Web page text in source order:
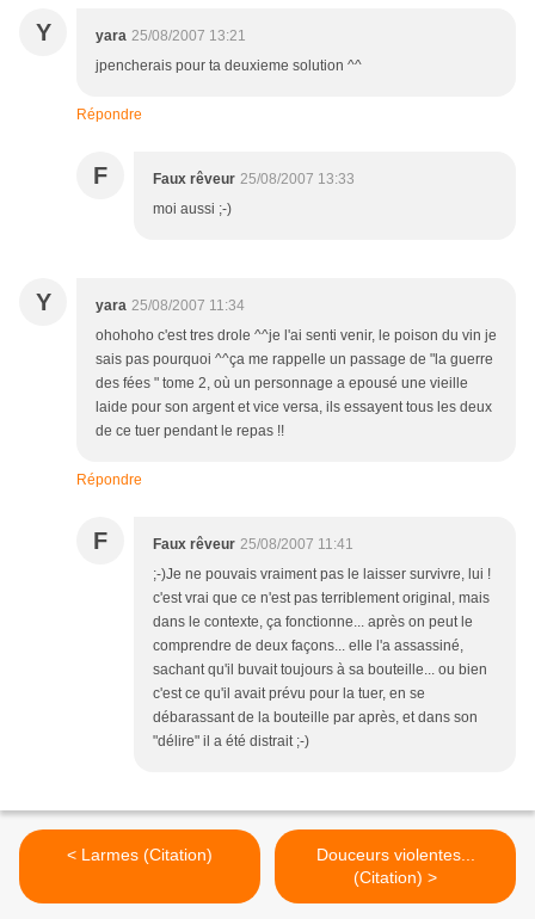
Y yara 25/08/2007 13:21
jpencherais pour ta deuxieme solution ^^
Répondre
F Faux rêveur 25/08/2007 13:33
moi aussi ;-)
Y yara 25/08/2007 11:34
ohohoho c'est tres drole ^^je l'ai senti venir, le poison du vin je
sais pas pourquoi ^^ça me rappelle un passage de "la guerre
des fées " tome 2, où un personnage a epousé une vieille
laide pour son argent et vice versa, ils essayent tous les deux
de ce tuer pendant le repas !!
Répondre
F Faux rêveur 25/08/2007 11:41
;-)Je ne pouvais vraiment pas le laisser survivre, lui !
c'est vrai que ce n'est pas terriblement original, mais
dans le contexte, ça fonctionne... après on peut le
comprendre de deux façons... elle l'a assassiné,
sachant qu'il buvait toujours à sa bouteille... ou bien
c'est ce qu'il avait prévu pour la tuer, en se
débarassant de la bouteille par après, et dans son
"délire" il a été distrait ;-)
< Larmes (Citation)
Douceurs violentes...
(Citation) >